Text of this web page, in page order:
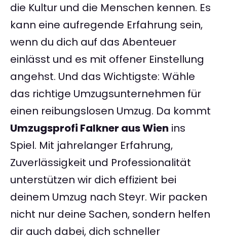
die Kultur und die Menschen kennen. Es
kann eine aufregende Erfahrung sein,
wenn du dich auf das Abenteuer
einlässt und es mit offener Einstellung
angehst. Und das Wichtigste: Wähle
das richtige Umzugsunternehmen für
einen reibungslosen Umzug. Da kommt
Umzugsprofi Falkner aus Wien ins
Spiel. Mit jahrelanger Erfahrung,
Zuverlässigkeit und Professionalität
unterstützen wir dich effizient bei
deinem Umzug nach Steyr. Wir packen
nicht nur deine Sachen, sondern helfen
dir auch dabei, dich schneller